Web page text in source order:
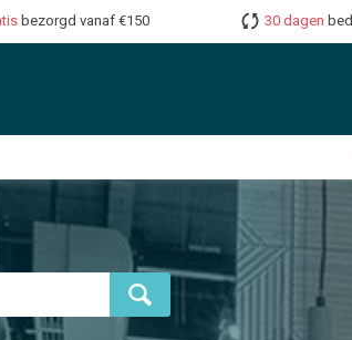
bezorgd vanaf €150 30 dagen